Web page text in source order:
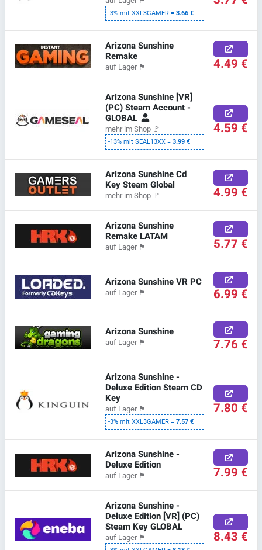
-3% mit XXL3GAMER =3.66 €
Arizona Sunshine
Remake
auf Lager 🏴 4.49 €
Arizona Sunshine [VR]
(PC) Steam Account -
GLOBAL
mehr im Shop 🚩
-13% mit SEAL13XX =3.99 €
4.59 €
Arizona Sunshine Cd
Key Steam Global
mehr im Shop 🚩 4.99 €
Arizona Sunshine
Remake LATAM
auf Lager 🏴 5.77 €
Arizona Sunshine VR PC
auf Lager 🏴 6.99 €
Arizona Sunshine
auf Lager 🏴 7.76 €
Arizona Sunshine -
Deluxe Edition Steam CD
Key
auf Lager 🏴
-3% mit XXL3GAMER =7.57 €
7.80 €
Arizona Sunshine -
Deluxe Edition
auf Lager 🏴 7.99 €
Arizona Sunshine -
Deluxe Edition [VR] (PC)
Steam Key GLOBAL
auf Lager 🏴 8.43 €